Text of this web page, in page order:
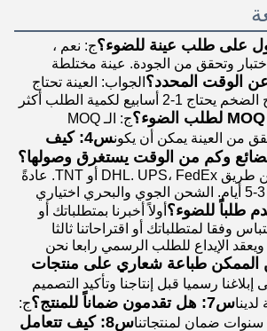
على طلب عينة للضوء؟
وكم من الوقت يستغرق وصولها؟
س7: هل تقدمون ضماناً للمنتج؟